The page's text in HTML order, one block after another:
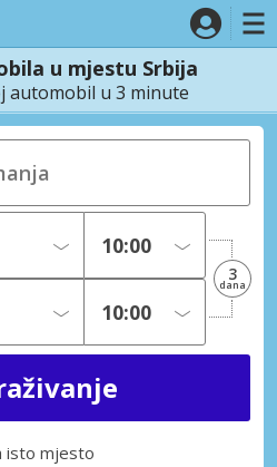
u mjestu Srbija
automobil u 3 minute
3
dana
isto mjesto